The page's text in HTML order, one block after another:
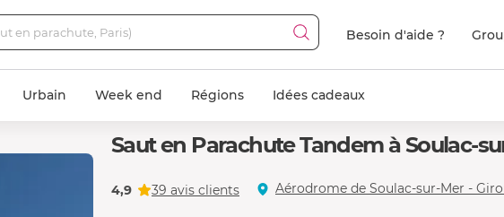
Besoin d'aide ?
Urbain Week end Régions Idées cadeaux
Saut en Parachute Tandem à Soulac-
4,9 39 avis clients Aérodrome de Soulac-sur-Mer -